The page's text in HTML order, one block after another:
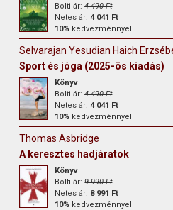
Bolti ár:4 490 Ft
Netes ár:4 041 Ft
10% kedvezménnyel
Selvarajan Yesudian Haich
Sport és jóga (2025-ös kiadás)
Könyv
Bolti ár:4 490 Ft
Netes ár:4 041 Ft
10% kedvezménnyel
Thomas Asbridge
A keresztes hadjáratok
Könyv
Bolti ár:9 990 Ft
Netes ár: 8 991 Ft
10% kedvezménnyel